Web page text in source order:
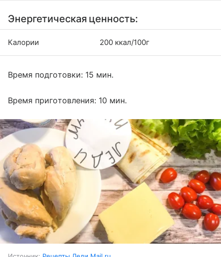
Энергетическая ценность:
Калории 200 ккал/100г
Время подготовки: 15 мин.
Время приготовления: 10 мин.